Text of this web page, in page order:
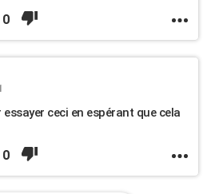
0
ceci en espérant que cela
0